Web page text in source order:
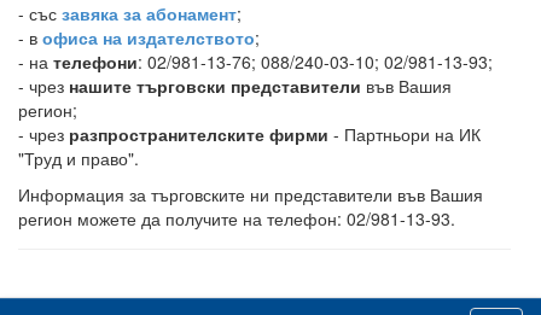
- със завяка за абонамент;
- в офиса на издателството;
- на телефони: 02/981-13-76; 088/240-03-10; 02/981-13-93;
- чрез нашите търговски представители във Вашия
регион;
- чрез разпространителските фирми - Партньори на ИК
"Труд и право".
Информация за търговските ни представители във Вашия
регион можете да получите на телефон: 02/981-13-93.